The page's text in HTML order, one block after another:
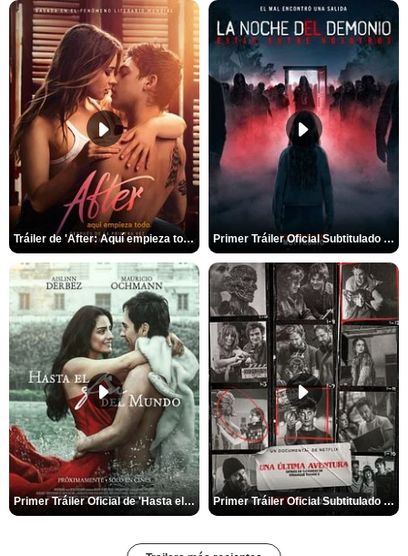
Tráiler de 'After: Aquí empieza todo' Primer Tráiler Oficial Subtitulado de 'La Noche Del Demonio: Están Entre Nosotros'
Primer Tráiler Oficial de 'Hasta el fin del mundo' Primer Tráiler Oficial Subtitulado de 'Una última aventura: Detrás de cámaras de Stranger Things 5'